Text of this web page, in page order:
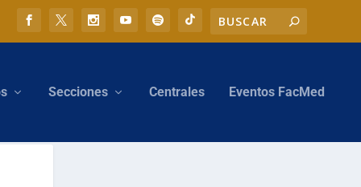
Secciones Centrales Eventos FacMed